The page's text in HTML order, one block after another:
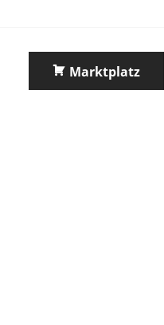
Marktplatz